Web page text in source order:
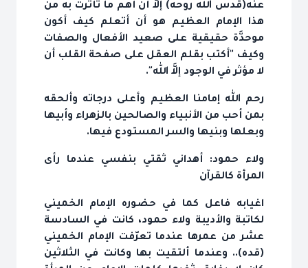
عنه(قدس الله روحه) إلاَّ أن أهم ما تأثرت به من
هذا الإمام العظيم هو أن أتعلم كيف أكون
موحدَّة حقيقية على صعيد الأفعال والصفات
وكيف "أكتب بقلم العقل على صفحة القلب أن
لا مؤثر في الوجود إلاَّ الله".
رحم الله إمامنا العظيم وأعلى درجاته وألحقه
بمن أحب من الأنبياء والصالحين بالزهراء وأبيها
وبعلها وبنيها والسر المستودع فيها.
ولاء حمود: أهداني ثقتي بنفسي عندما رأى
المرأة كالقرآن
اغيابه فاعل كما في حضوره الإمام الخميني
لكاتبة والأديبة ولاء حمود، كانت في السادسة
عشر من عمرها عندما تعرّفت الإمام الخميني
(قده).. وعندما ألتقيت بها وكانت في الثلاثين